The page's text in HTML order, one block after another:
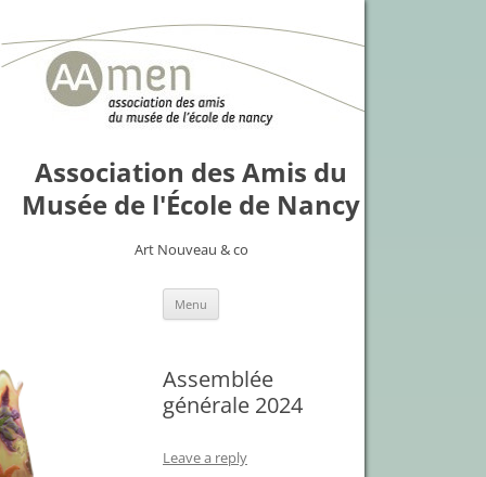
Association des Amis du
Musée de l'École de Nancy
Art Nouveau & co
Menu
Assemblée
générale 2024
Leave a reply